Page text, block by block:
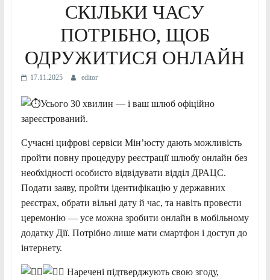
СКІЛЬКИ ЧАСУ
ПОТРІБНО, ЩОБ
ОДРУЖИТИСЯ ОНЛАЙН
17.11.2025 editor
Усього 30 хвилин — і ваш шлюб офіційно
зареєстрований.
Сучасні цифрові сервіси Мін’юсту дають можливість
пройти повну процедуру реєстрації шлюбу онлайн без
необхідності особисто відвідувати відділ ДРАЦС.
Подати заяву, пройти ідентифікацію у державних
реєстрах, обрати вільні дату й час, та навіть провести
церемонію — усе можна зробити онлайн в мобільному
додатку Дії. Потрібно лише мати смартфон і доступ до
інтернету.
Наречені підтверджують свою згоду,